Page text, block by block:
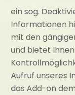
ein sog.
Informationen
mit den
und bietet
Aufruf unseres
das Add-on